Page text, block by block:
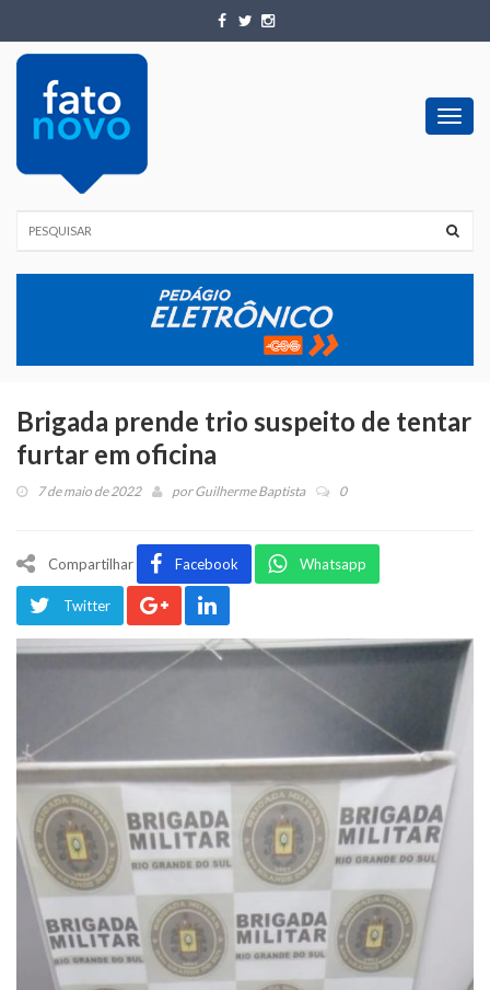
Brigada prende trio suspeito de tentar
furtar em oficina
7 de maio de 2022 porGuilherme Baptista 0
Compartilhar Facebook Whatsapp
Twitter